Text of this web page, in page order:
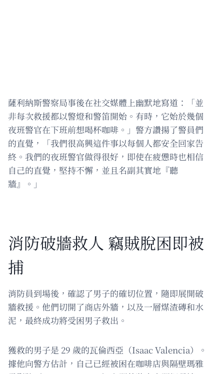
薩利納斯警察局事後在社交媒體上幽默地寫道：「並
非每次救援都以警燈和警笛開始。有時，它始於幾個
夜班警官在下班前想喝杯咖啡。」警方讚揚了警員們
的直覺，「我們很高興這件事以每個人都安全回家告
終。我們的夜班警官做得很好，即使在疲憊時也相信
自己的直覺，堅持不懈，並且名副其實地『聽
牆』。」
消防破牆救人 竊賊脫困即被
捕
消防員到場後，確認了男子的確切位置，隨即展開破
牆救援。他們切開了商店外牆，以及一層煤渣磚和水
泥，最終成功將受困男子救出。
獲救的男子是 29 歲的瓦倫西亞（Isaac Valencia）。
據他向警方估計，自己已經被困在咖啡店與隔壁瑪雅